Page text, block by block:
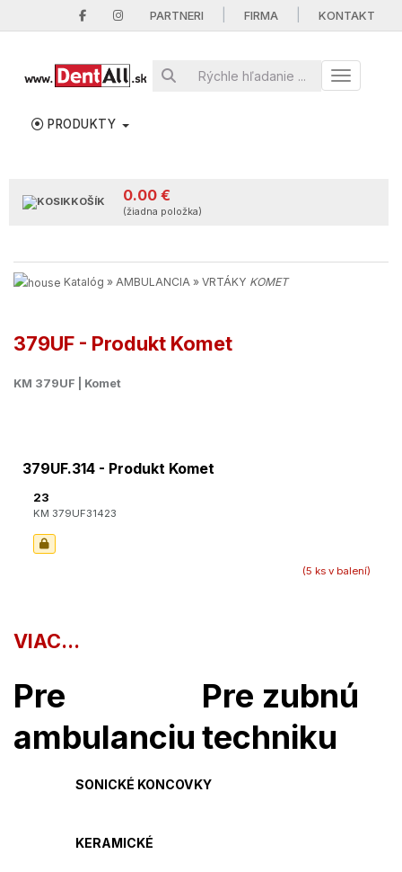
PARTNERI FIRMA KONTAKT
Toggle
PRODUKTY
KOŠÍK 0.00 €
(žiadna položka)
Katalóg » AMBULANCIA » VRTÁKY KOMET
379UF - Produkt Komet
KM 379UF | Komet
379UF.314 - Produkt Komet
23
KM 379UF31423
(5 ks v balení)
VIAC...
Pre
ambulanciu
Pre zubnú
techniku
SONICKÉ KONCOVKY
KERAMICKÉ